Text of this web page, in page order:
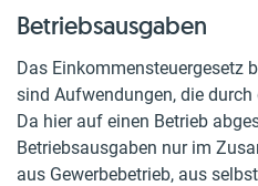
Betriebsausgaben
Das Einkommensteuergesetz
sind Aufwendungen, die
Da hier auf einen Betrieb
Betriebsausgaben nur im
aus Gewerbebetrieb, aus